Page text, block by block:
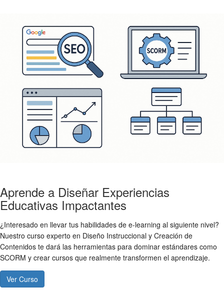
Aprende a Diseñar Experiencias
Educativas Impactantes
¿Interesado en llevar tus habilidades de e-learning al siguiente nivel?
Nuestro curso experto en Diseño Instruccional y Creación de
Contenidos te dará las herramientas para dominar estándares como
SCORM y crear cursos que realmente transformen el aprendizaje.
Ver Curso